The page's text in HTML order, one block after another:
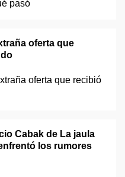
oferta que
Cabak de La jaula
los rumores